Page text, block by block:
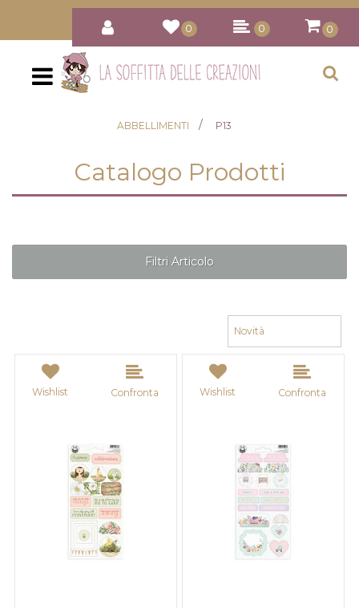
0 0 0
Open
ABBELLIMENTI P13
Catalogo Prodotti
Filtri Articolo
Wishlist Confronta Wishlist Confronta